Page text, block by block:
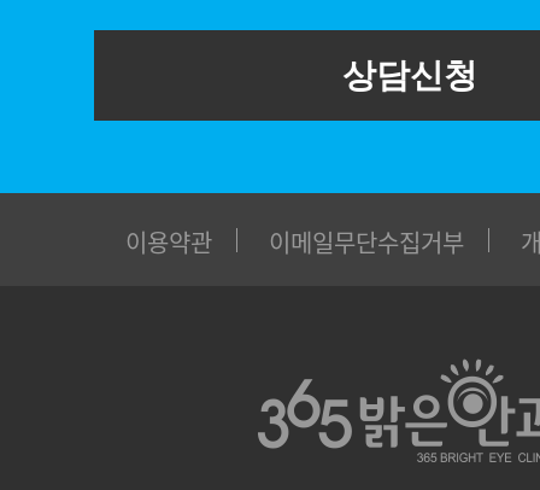
상담신청
이용약관 이메일무단수집거부